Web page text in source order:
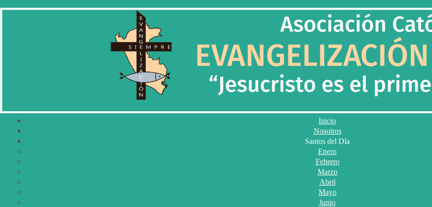
Inicio
Nosotros
Santos del Día
Enero
Febrero
Marzo
Abril
Mayo
Junio